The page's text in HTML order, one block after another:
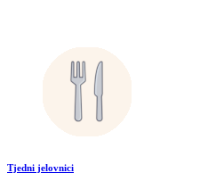
Tjedni jelovnici